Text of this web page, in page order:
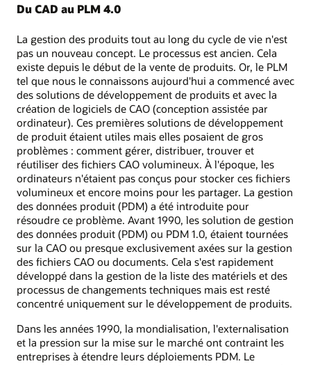
Du CAD au PLM 4.0
La gestion des produits tout au long du cycle de vie n'est
pas un nouveau concept. Le processus est ancien. Cela
existe depuis le début de la vente de produits. Or, le PLM
tel que nous le connaissons aujourd'hui a commencé avec
des solutions de développement de produits et avec la
création de logiciels de CAO (conception assistée par
ordinateur). Ces premières solutions de développement
de produit étaient utiles mais elles posaient de gros
problèmes : comment gérer, distribuer, trouver et
réutiliser des fichiers CAO volumineux. À l'époque, les
ordinateurs n'étaient pas conçus pour stocker ces fichiers
volumineux et encore moins pour les partager. La gestion
des données produit (PDM) a été introduite pour
résoudre ce problème. Avant 1990, les solution de gestion
des données produit (PDM) ou PDM 1.0, étaient tournées
sur la CAO ou presque exclusivement axées sur la gestion
des fichiers CAO ou documents. Cela s'est rapidement
développé dans la gestion de la liste des matériels et des
processus de changements techniques mais est resté
concentré uniquement sur le développement de produits.
Dans les années 1990, la mondialisation, l'externalisation
et la pression sur la mise sur le marché ont contraint les
entreprises à étendre leurs déploiements PDM. Le